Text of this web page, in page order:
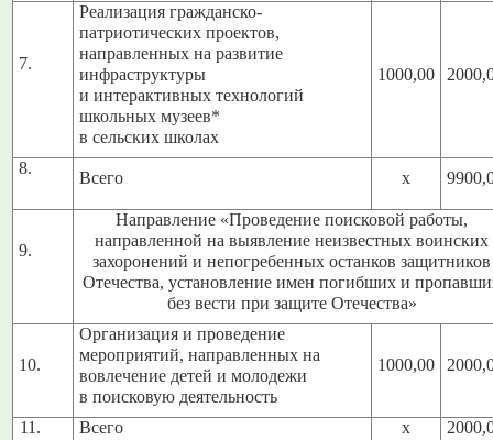
7.
Реализация гражданско-
патриотических проектов,
направленных на развитие
инфраструктуры
и интерактивных технологий
школьных музеев*
в сельских школах
1000,00
8. Всего х
9.
Направление «Проведение поисковой работы,
направленной на выявление неизвестных воинских
захоронений и непогребенных останков защитников
Отечества, установление имен погибших и
без вести при защите Отечества»
10.
Организация и проведение
мероприятий, направленных на
вовлечение детей и молодежи
в поисковую деятельность
1000,00
11. Всего х